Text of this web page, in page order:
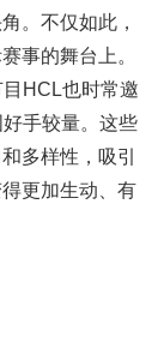
。不仅如此，
事的舞台上。
HCL也时常邀
手较量。这些
多样性，吸引
更加生动、有